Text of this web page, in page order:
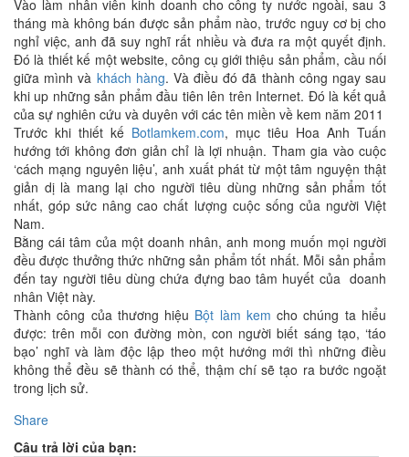
Vào làm nhân viên kinh doanh cho công ty nước ngoài, sau 3
tháng mà không bán được sản phẩm nào, trước nguy cơ bị cho
nghỉ việc, anh đã suy nghĩ rất nhiều và đưa ra một quyết định.
Đó là thiết kế một website, công cụ giới thiệu sản phẩm, cầu nối
giữa mình và khách hàng. Và điều đó đã thành công ngay sau
khi up những sản phẩm đầu tiên lên trên Internet. Đó là kết quả
của sự nghiên cứu và duyên với các tên miền về kem năm 2011
Trước khi thiết kế Botlamkem.com, mục tiêu Hoa Anh Tuấn
hướng tới không đơn giản chỉ là lợi nhuận. Tham gia vào cuộc
‘cách mạng nguyên liệu’, anh xuất phát từ một tâm nguyện thật
giản dị là mang lại cho người tiêu dùng những sản phẩm tốt
nhất, góp sức nâng cao chất lượng cuộc sống của người Việt
Nam.
Bằng cái tâm của một doanh nhân, anh mong muốn mọi người
đều được thưởng thức những sản phẩm tốt nhất. Mỗi sản phẩm
đến tay người tiêu dùng chứa đựng bao tâm huyết của doanh
nhân Việt này.
Thành công của thương hiệu Bột làm kem cho chúng ta hiểu
được: trên mỗi con đường mòn, con người biết sáng tạo, ‘táo
bạo’ nghĩ và làm độc lập theo một hướng mới thì những điều
không thể đều sẽ thành có thể, thậm chí sẽ tạo ra bước ngoặt
trong lịch sử.
Share
Câu trả lời của bạn: